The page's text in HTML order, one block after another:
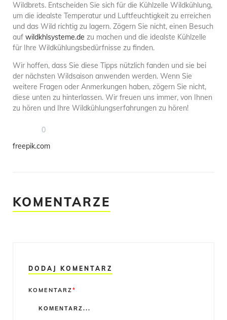
Wildbrets. Entscheiden Sie sich für die Kühlzelle Wildkühlung,
um die idealste Temperatur und Luftfeuchtigkeit zu erreichen
und das Wild richtig zu lagern. Zögern Sie nicht, einen Besuch
auf wildkhlsysteme.de zu machen und die idealste Kühlzelle
für Ihre Wildkühlungsbedürfnisse zu finden.
Wir hoffen, dass Sie diese Tipps nützlich fanden und sie bei
der nächsten Wildsaison anwenden werden. Wenn Sie
weitere Fragen oder Anmerkungen haben, zögern Sie nicht,
diese unten zu hinterlassen. Wir freuen uns immer, von Ihnen
zu hören und Ihre Wildkühlungserfahrungen zu hören!
0
freepik.com
KOMENTARZE
DODAJ KOMENTARZ
Comment
KOMENTARZ*